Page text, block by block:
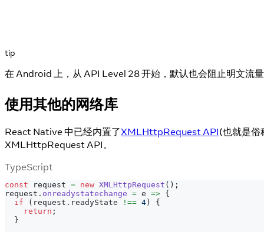
tip
在 Android 上，从 API Level 28 开始，默认也会阻止明文流
使用其他的网络库
React Native 中已经内置了XMLHttpRequest API(也就是
XMLHttpRequest API。
TypeScript
const request = new XMLHttpRequest ( ) ;
request . onreadystatechange = e => {
if
( request . readyState !== 4)
{
return ;
}